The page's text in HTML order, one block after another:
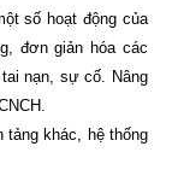
số hoạt động của
đơn giản hóa các
nạn, sự cố. Nâng
khác, hệ thống